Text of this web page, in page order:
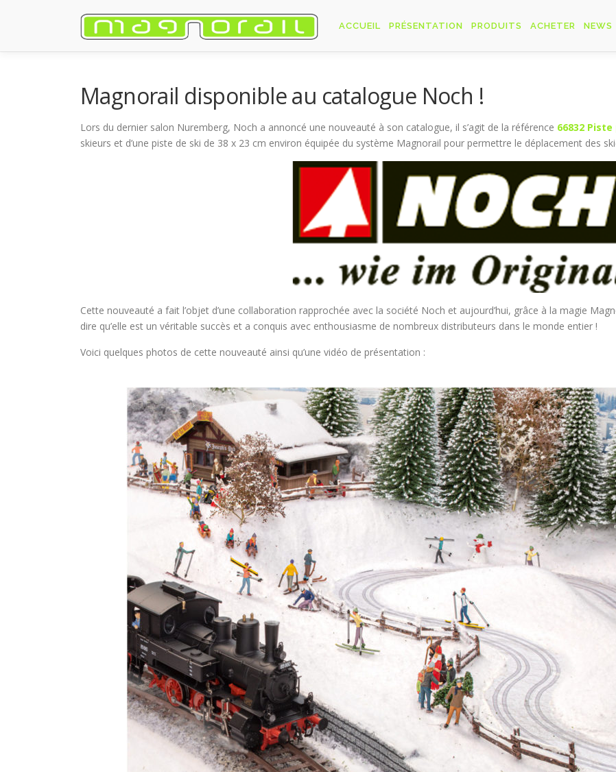
ACCUEIL PRÉSENTATION PRODUITS ACHETER NEWS
Magnorail disponible au catalogue Noch !
Lors du dernier salon Nuremberg, Noch a annoncé une nouveauté à son catalogue, il s’agit de la référence 66832
skieurs et d’une piste de ski de 38 x 23 cm environ équipée du système Magnorail pour permettre le déplacement des
Cette nouveauté a fait l’objet d’une collaboration rapprochée avec la société Noch et aujourd’hui, grâce à la magie
dire qu’elle est un véritable succès et a conquis avec enthousiasme de nombreux distributeurs dans le monde entier !
Voici quelques photos de cette nouveauté ainsi qu’une vidéo de présentation :